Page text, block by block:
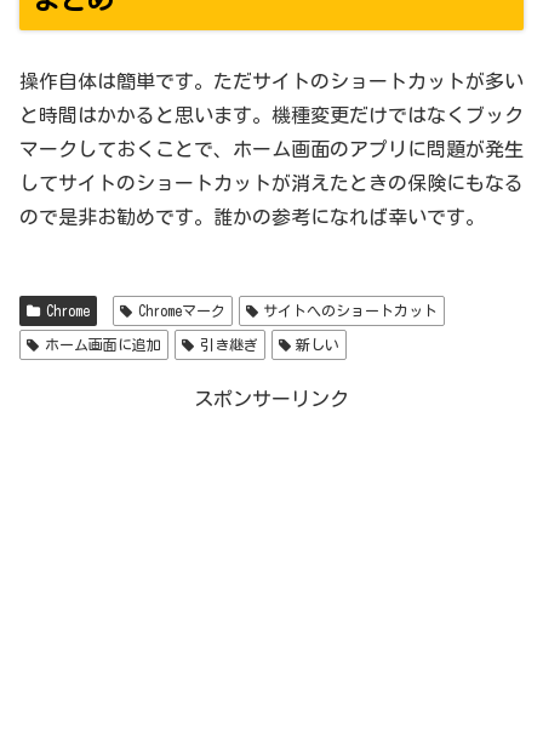
操作自体は簡単です。ただサイトのショートカットが多い
と時間はかかると思います。機種変更だけではなくブック
マークしておくことで、ホーム画面のアプリに問題が発生
してサイトのショートカットが消えたときの保険にもなる
ので是非お勧めです。誰かの参考になれば幸いです。
Chrome Chromeマーク サイトへのショートカット
ホーム画面に追加 引き継ぎ 新しい
スポンサーリンク